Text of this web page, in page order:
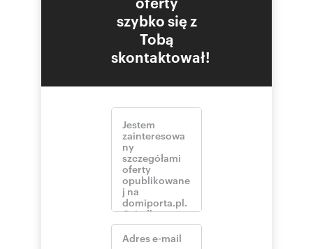
szybko się z
Tobą
skontaktował!